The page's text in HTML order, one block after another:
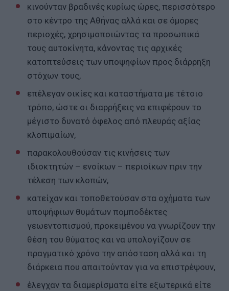
κινούνταν βραδινές κυρίως ώρες, περισσότερο
στο κέντρο της Αθήνας αλλά και σε όμορες
περιοχές, χρησιμοποιώντας τα προσωπικά
τους αυτοκίνητα, κάνοντας τις αρχικές
κατοπτεύσεις των υποψηφίων προς διάρρηξη
στόχων τους,
επέλεγαν οικίες και καταστήματα με τέτοιο
τρόπο, ώστε οι διαρρήξεις να επιφέρουν το
μέγιστο δυνατό όφελος από πλευράς αξίας
κλοπιμαίων,
παρακολουθούσαν τις κινήσεις των
ιδιοκτητών – ενοίκων – περιοίκων πριν την
τέλεση των κλοπών,
κατείχαν και τοποθετούσαν στα οχήματα των
υποψήφιων θυμάτων πομποδέκτες
γεωεντοπισμού, προκειμένου να γνωρίζουν την
θέση του θύματος και να υπολογίζουν σε
πραγματικό χρόνο την απόσταση αλλά και τη
διάρκεια που απαιτούνταν για να επιστρέψουν,
έλεγχαν τα διαμερίσματα είτε εξωτερικά είτε